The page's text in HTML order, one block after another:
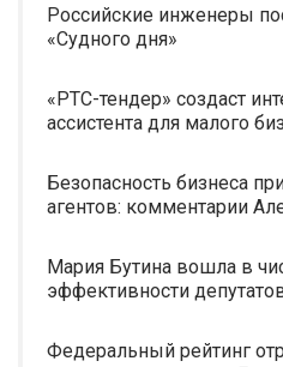
Российские инженеры
«Судного дня»
«РТС-тендер» создаст
ассистента для малого
Безопасность бизнеса
агентов: комментарии
Мария Бутина вошла в
эффективности
Федеральный рейтинг